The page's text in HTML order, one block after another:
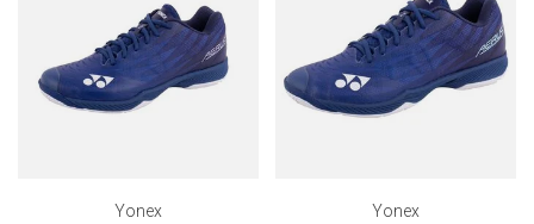
Yonex Yonex